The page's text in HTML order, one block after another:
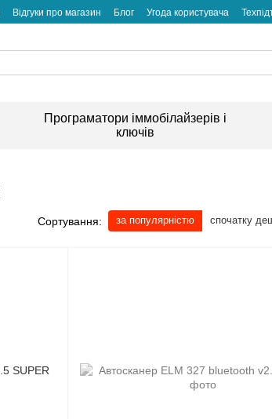
Відгуки про магазин Блог Угода користувача
Програматори іммобілайзерів і
ключів
Сортування: за популярністю спочатку